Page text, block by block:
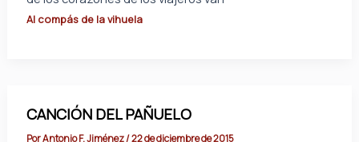
Al compás de la vihuela
CANCIÓN DEL PAÑUELO
PorAntonio F. Jiménez/22 de diciembre de 2015